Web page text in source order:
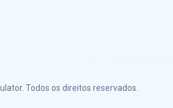
. Todos os direitos reservados.